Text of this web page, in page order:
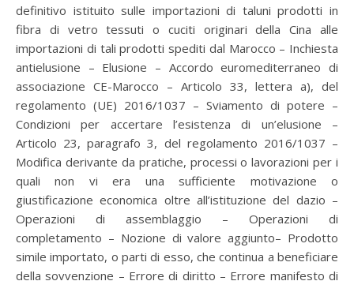
definitivo istituito sulle importazioni di taluni prodotti in
fibra di vetro tessuti o cuciti originari della Cina alle
importazioni di tali prodotti spediti dal Marocco – Inchiesta
antielusione – Elusione – Accordo euromediterraneo di
associazione CE-Marocco – Articolo 33, lettera a), del
regolamento (UE) 2016/1037 – Sviamento di potere –
Condizioni per accertare l’esistenza di un’elusione –
Articolo 23, paragrafo 3, del regolamento 2016/1037 –
Modifica derivante da pratiche, processi o lavorazioni per i
quali non vi era una sufficiente motivazione o
giustificazione economica oltre all’istituzione del dazio –
Operazioni di assemblaggio – Operazioni di
completamento – Nozione di valore aggiunto– Prodotto
simile importato, o parti di esso, che continua a beneficiare
della sovvenzione – Errore di diritto – Errore manifesto di